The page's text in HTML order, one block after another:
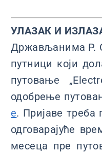
УЛАЗАК И
Држављанима Р.
путници који
путовање
одобрење
e. Пријаве
одговарајуће
месеца пре